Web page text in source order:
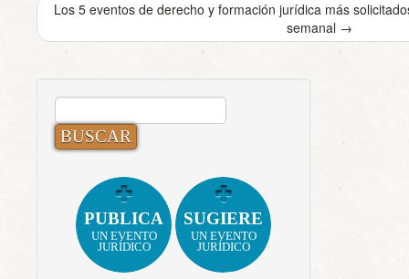
Los 5 eventos de derecho y formación jurídica más
semanal →
BUSCAR:
PUBLICA
UN EVENTO
JURÍDICO
SUGIERE
UN EVENTO
JURÍDICO